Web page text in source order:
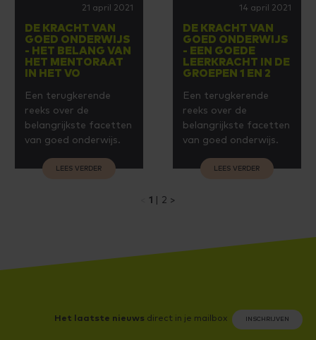
21 april 2021
DE KRACHT VAN
GOED ONDERWIJS
- HET BELANG VAN
HET MENTORAAT
IN HET VO
Een terugkerende
reeks over de
belangrijkste facetten
van goed onderwijs.
LEES VERDER
14 april 2021
DE KRACHT VAN
GOED ONDERWIJS
- EEN GOEDE
LEERKRACHT IN DE
GROEPEN 1 EN 2
Een terugkerende
reeks over de
belangrijkste facetten
van goed onderwijs.
LEES VERDER
1 2
Het laatste nieuws direct in je mailbox INSCHRIJVEN